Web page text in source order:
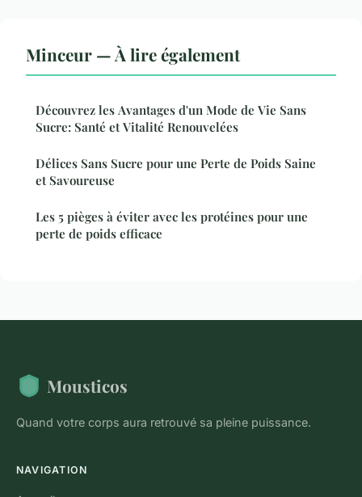
Minceur — À lire également
Découvrez les Avantages d'un Mode de Vie Sans
Sucre: Santé et Vitalité Renouvelées
Délices Sans Sucre pour une Perte de Poids Saine
et Savoureuse
Les 5 pièges à éviter avec les protéines pour une
perte de poids efficace
Mousticos
Quand votre corps aura retrouvé sa pleine puissance.
NAVIGATION